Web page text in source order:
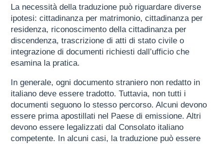
La necessità della traduzione può riguardare diverse
ipotesi: cittadinanza per matrimonio, cittadinanza per
residenza, riconoscimento della cittadinanza per
discendenza, trascrizione di atti di stato civile o
integrazione di documenti richiesti dall’ufficio che
esamina la pratica.
In generale, ogni documento straniero non redatto in
italiano deve essere tradotto. Tuttavia, non tutti i
documenti seguono lo stesso percorso. Alcuni devono
essere prima apostillati nel Paese di emissione. Altri
devono essere legalizzati dal Consolato italiano
competente. In alcuni casi, la traduzione può essere